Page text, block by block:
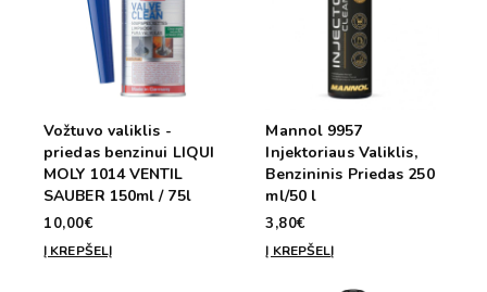
Vožtuvo valiklis -
priedas benzinui LIQUI
MOLY 1014 VENTIL
SAUBER 150ml / 75l
10,00€
Į KREPŠELĮ
Mannol 9957
Injektoriaus Valiklis,
Benzininis Priedas 250
ml/50 l
3,80€
Į KREPŠELĮ